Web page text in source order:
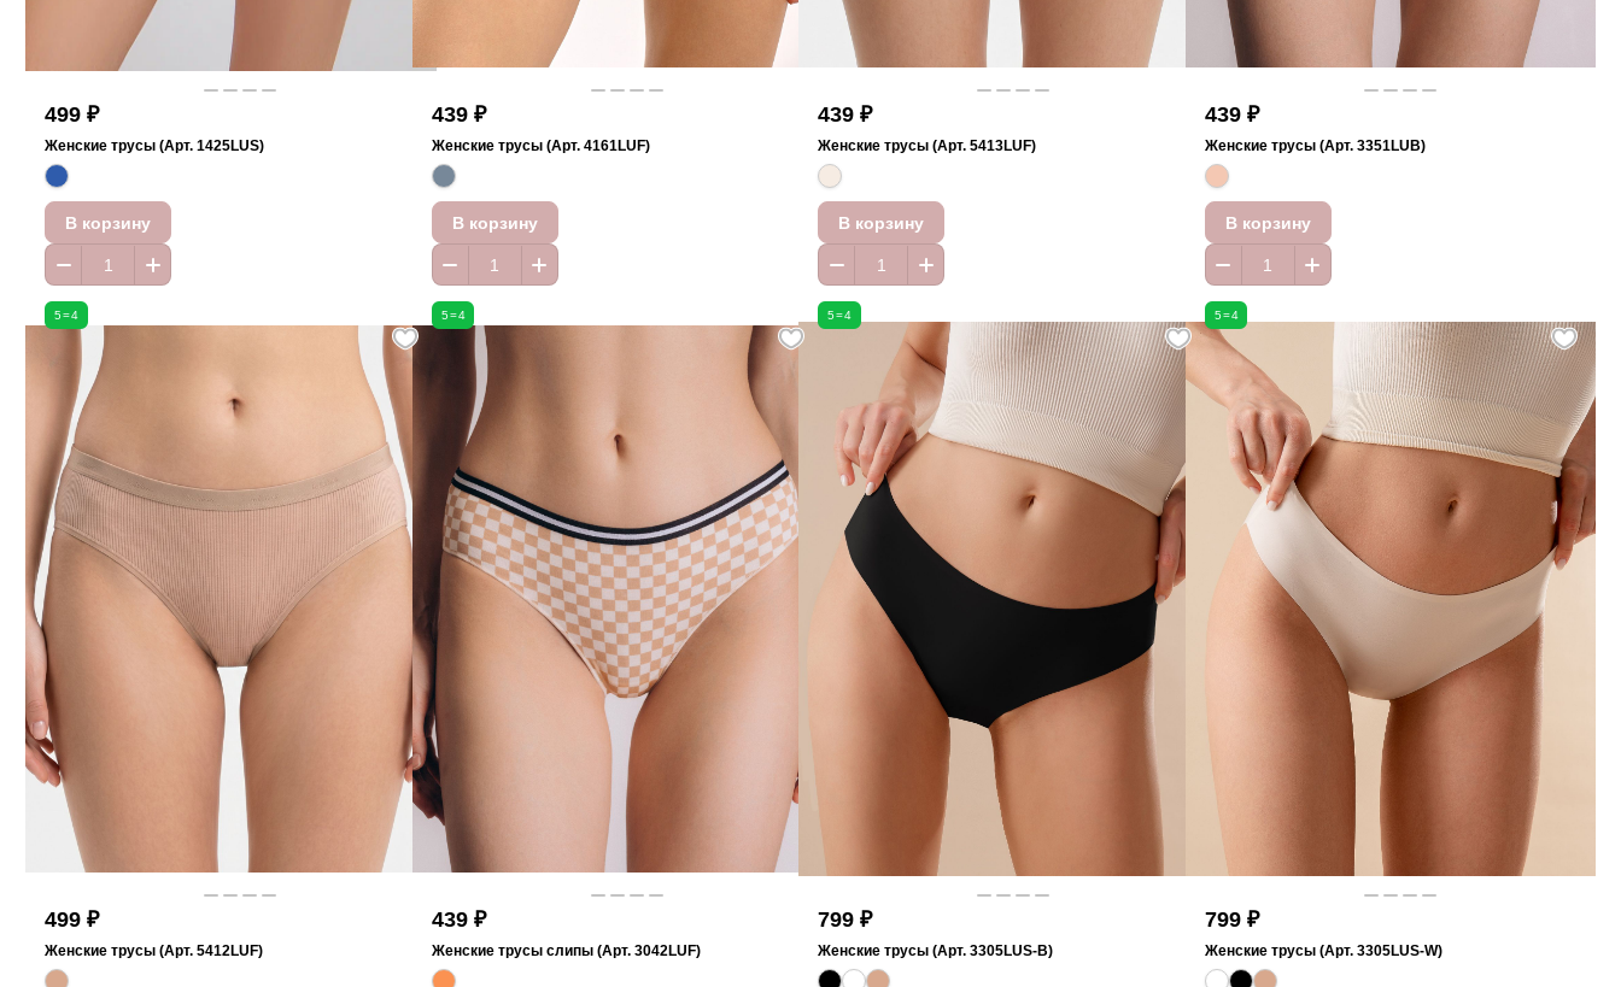
499 ₽
Женские трусы (Арт. 1425LUS)
В корзину
439 ₽
Женские трусы (Арт. 4161LUF)
В корзину
439 ₽
Женские трусы (Арт. 5413LUF)
В корзину
439 ₽
Женские трусы (Арт. 3351LUB)
В корзину
5=4
499 ₽
Женские трусы (Арт. 5412LUF)
5=4
439 ₽
Женские трусы слипы (Арт. 3042LUF)
5=4
799 ₽
Женские трусы (Арт. 3305LUS-B)
5=4
799 ₽
Женские трусы (Арт. 3305LUS-W)